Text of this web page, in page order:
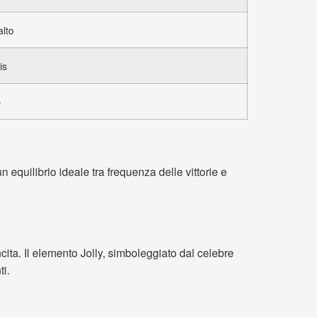
equilibrio ideale tra frequenza delle vittorie e
Il elemento Jolly, simboleggiato dal celebre